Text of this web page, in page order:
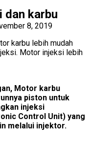
dan karbu
8, 2019
karbu lebih mudah
Motor injeksi lebih
Motor karbu
piston untuk
injeksi
Control Unit) yang
melalui injektor.